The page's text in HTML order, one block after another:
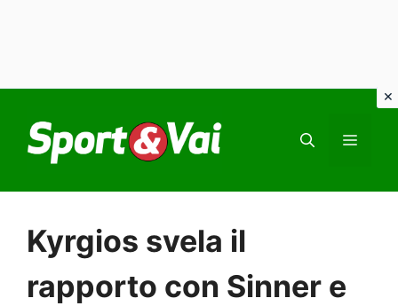
contenuto
Kyrgios svela il
rapporto con Sinner e